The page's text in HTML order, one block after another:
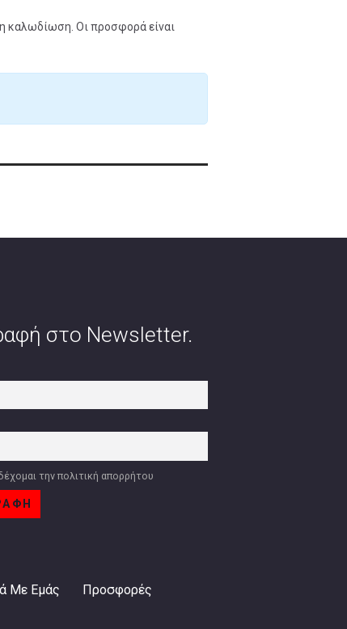
καλωδίωση. Οι προσφορά είναι
στο Newsletter.
την πολιτική απορρήτου
Με Εμάς
Προσφορές